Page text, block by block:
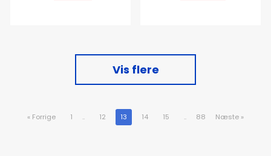
Vis flere
« Forrige 1 .. 12 13 14 15 .. 88 Næste »